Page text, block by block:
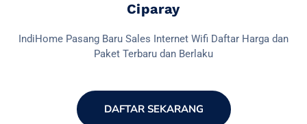
Ciparay
IndiHome Pasang Baru Sales Internet Wifi Daftar Harga dan
Paket Terbaru dan Berlaku
DAFTAR SEKARANG